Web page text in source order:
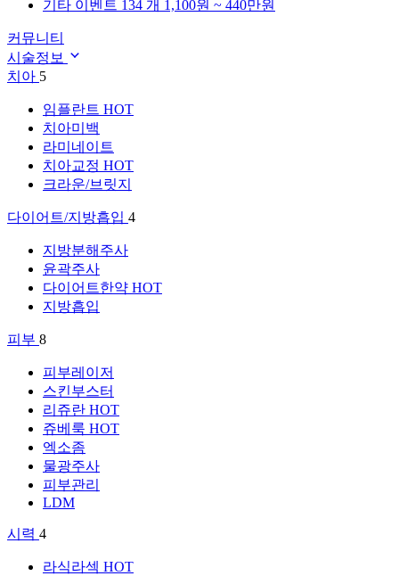
기타 이벤트 134 개 1,100원 ~ 440만원
커뮤니티
시술정보
치아 5
임플란트 HOT
치아미백
라미네이트
치아교정 HOT
크라운/브릿지
다이어트/지방흡입 4
지방분해주사
윤곽주사
다이어트한약 HOT
지방흡입
피부 8
피부레이저
스킨부스터
리쥬란 HOT
쥬베룩 HOT
엑소좀
물광주사
피부관리
LDM
시력 4
라식라섹 HOT